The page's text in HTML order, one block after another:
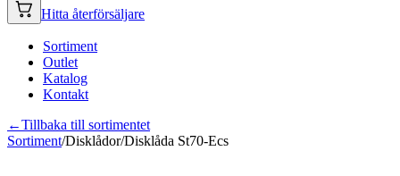
Hitta återförsäljare
Sortiment
Outlet
Katalog
Kontakt
←Tillbaka till sortimentet
Sortiment/Disklådor/Disklåda St70-Ecs